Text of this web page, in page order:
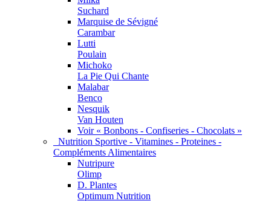
Suchard
Marquise de Sévigné
Carambar
Lutti
Poulain
Michoko
La Pie Qui Chante
Malabar
Benco
Nesquik
Van Houten
Voir « Bonbons - Confiseries - Chocolats »
Nutrition Sportive - Vitamines - Proteines -
Compléments Alimentaires
Nutripure
Olimp
D. Plantes
Optimum Nutrition